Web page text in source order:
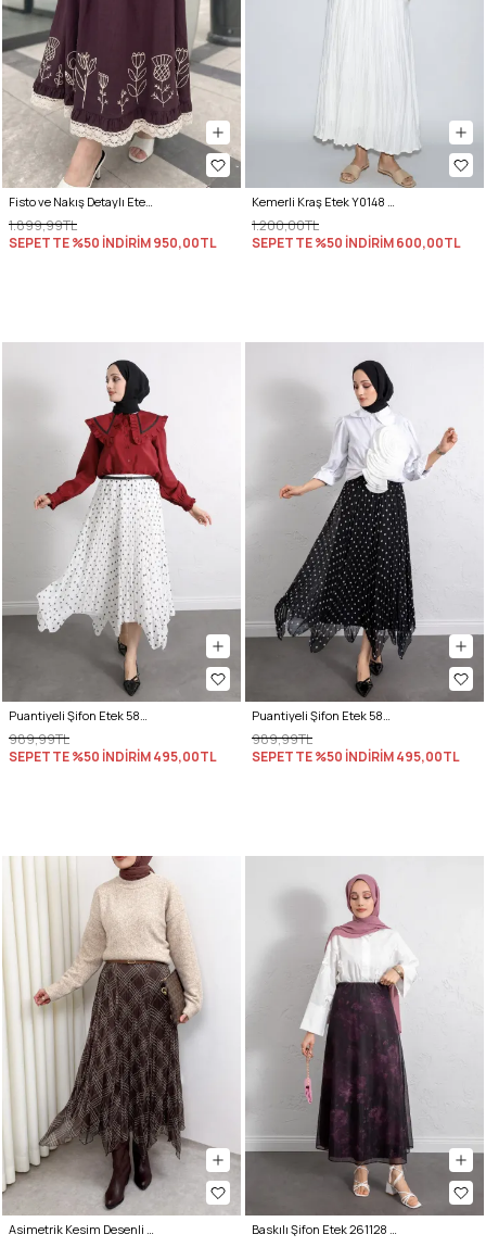
Fisto ve Nakış Detaylı Etek 2329 - VİŞNE ÇÜRÜĞÜ
1.899,99TL
SEPETTE %50 İNDİRİM950,00TL
Kemerli Kraş Etek Y0148 - BEYAZ
1.200,00TL
SEPETTE %50 İNDİRİM600,00TL
Puantiyeli Şifon Etek 580056 - BEYAZ
989,99TL
SEPETTE %50 İNDİRİM495,00TL
Puantiyeli Şifon Etek 580056 - SİYAH
989,99TL
SEPETTE %50 İNDİRİM495,00TL
Asimetrik Kesim Desenli Şifon Etek 4151 - KAHVERENGİ Baskılı Şifon Etek 261128 - MOR